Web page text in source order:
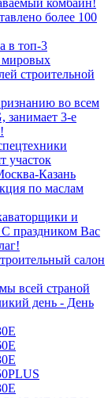
комбайн!
более 100
в топ-3
строительной
во всем
занимает 3-е
участок
Казань
по маслам
и
праздником Вас
салон
всей страной
день - День